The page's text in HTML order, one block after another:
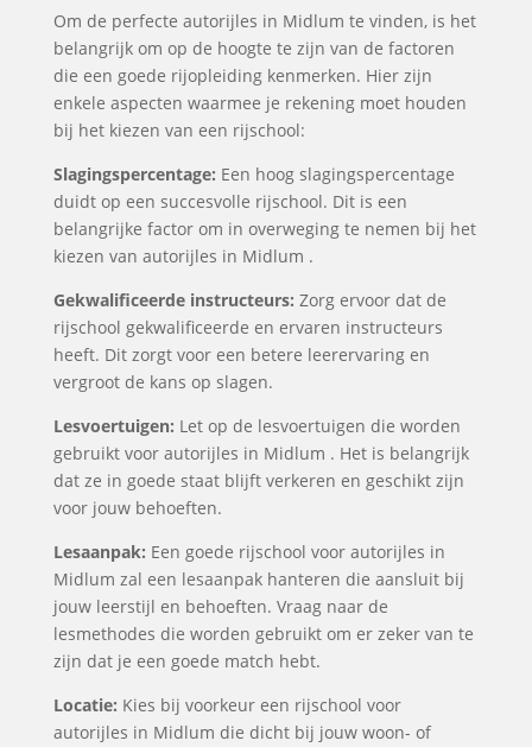
Om de perfecte autorijles in Midlum te vinden, is het
belangrijk om op de hoogte te zijn van de factoren
die een goede rijopleiding kenmerken. Hier zijn
enkele aspecten waarmee je rekening moet houden
bij het kiezen van een rijschool:
Slagingspercentage: Een hoog slagingspercentage
duidt op een succesvolle rijschool. Dit is een
belangrijke factor om in overweging te nemen bij het
kiezen van autorijles in Midlum .
Gekwalificeerde instructeurs: Zorg ervoor dat de
rijschool gekwalificeerde en ervaren instructeurs
heeft. Dit zorgt voor een betere leerervaring en
vergroot de kans op slagen.
Lesvoertuigen: Let op de lesvoertuigen die worden
gebruikt voor autorijles in Midlum . Het is belangrijk
dat ze in goede staat blijft verkeren en geschikt zijn
voor jouw behoeften.
Lesaanpak: Een goede rijschool voor autorijles in
Midlum zal een lesaanpak hanteren die aansluit bij
jouw leerstijl en behoeften. Vraag naar de
lesmethodes die worden gebruikt om er zeker van te
zijn dat je een goede match hebt.
Locatie: Kies bij voorkeur een rijschool voor
autorijles in Midlum die dicht bij jouw woon- of